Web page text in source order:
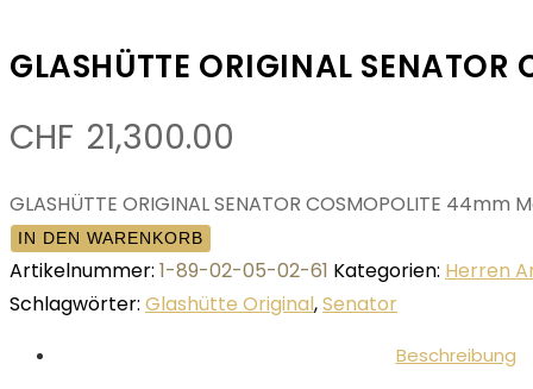
GLASHÜTTE ORIGINAL
CHF 21,300.00
GLASHÜTTE ORIGINAL SENATOR COSMOPOLITE 44mm
IN DEN WARENKORB
Artikelnummer: 1-89-02-05-02-61 Kategorien: Herren
Schlagwörter: Glashütte Original,Senator
Beschreibung